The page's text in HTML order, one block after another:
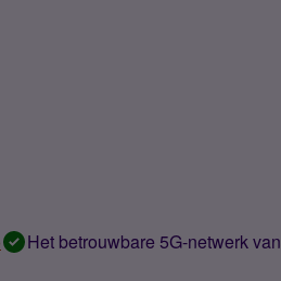
Het betrouwbare 5G-netwerk van